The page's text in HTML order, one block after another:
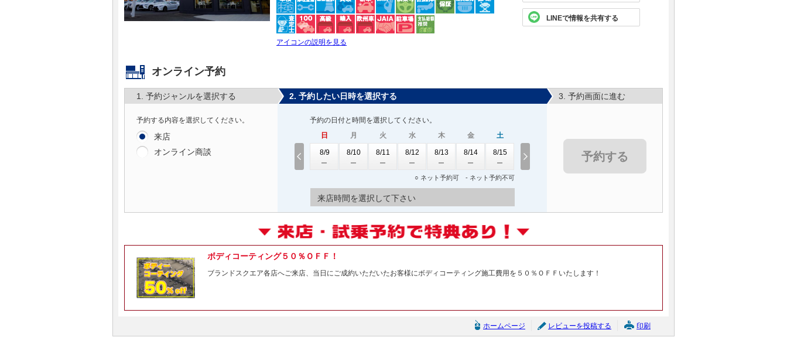
アイコンの説明を見る
LINEで情報を共有する
オンライン予約
1. 予約ジャンルを選択する
予約する内容を選択してください。
来店
オンライン商談
2. 予約したい日時を選択する
予約の日付と時間を選択してください。
日
8/9
月
8/10
火
8/11
水
8/12
木
8/13
金
8/14
土
8/15
○ ネット予約可 - ネット予約不可
来店時間を選択して下さい
3. 予約画面に進む
予約する
ボディコーティング５０％ＯＦＦ！
ブランドスクエア各店へご来店、当日にご成約いただいたお客様にボディコーティング施工費用を５０％ＯＦＦいたします！
ホームページ レビューを投稿する 印刷